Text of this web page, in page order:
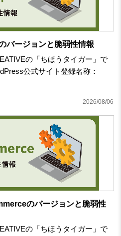
バージョンと脆弱性情報
の「ちほうタイガー」で
公式サイト登録名称：
2026/08/06
のバージョンと脆弱性
の「ちほうタイガー」で